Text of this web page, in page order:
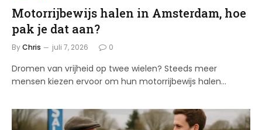
Motorrijbewijs halen in Amsterdam, hoe
pak je dat aan?
ByChris juli 7, 2026 0
Dromen van vrijheid op twee wielen? Steeds meer
mensen kiezen ervoor om hun motorrijbewijs halen…